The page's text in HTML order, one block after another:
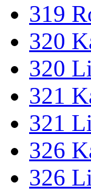
319
320
320
321
321
326
326